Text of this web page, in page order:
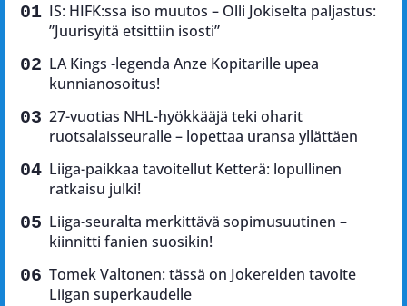
IS: HIFK:ssa iso muutos – Olli Jokiselta paljastus:
”Juurisyitä etsittiin isosti”
LA Kings -legenda Anze Kopitarille upea
kunnianosoitus!
27-vuotias NHL-hyökkääjä teki oharit
ruotsalaisseuralle – lopettaa uransa yllättäen
Liiga-paikkaa tavoitellut Ketterä: lopullinen
ratkaisu julki!
Liiga-seuralta merkittävä sopimusuutinen –
kiinnitti fanien suosikin!
Tomek Valtonen: tässä on Jokereiden tavoite
Liigan superkaudelle